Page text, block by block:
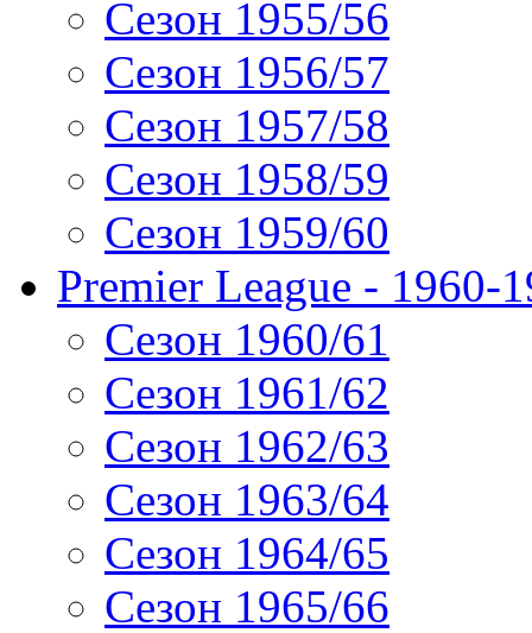
Сезон 1955/56
Сезон 1956/57
Сезон 1957/58
Сезон 1958/59
Сезон 1959/60
Premier League - 1960-
Сезон 1960/61
Сезон 1961/62
Сезон 1962/63
Сезон 1963/64
Сезон 1964/65
Сезон 1965/66